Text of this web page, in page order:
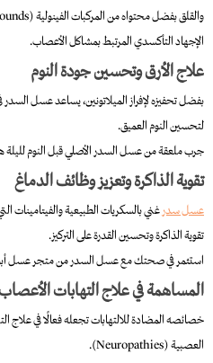
الإجهاد التأكسدي المرتبط بمشاكل الأعصاب.
علاج الأرق وتحسين جودة النوم
بفضل تحفيزه لإفراز الميلاتونين، يساعد عسل
لتحسين النوم العميق.
جرب ملعقة من عسل السدر الأصلي قبل النوم لليلة
تقوية الذاكرة وتعزيز وظائف الدماغ
عسل سدر غني بالسكريات الطبيعية والفيتامينات
تقوية الذاكرة وتحسين القدرة على التركيز.
استثمر في صحتك مع عسل السدر من متجر عسل
المساهمة في علاج التهابات
خصائصه المضادة للالتهابات تجعله فعالًا في علاج
العصبية (Neuropathies).